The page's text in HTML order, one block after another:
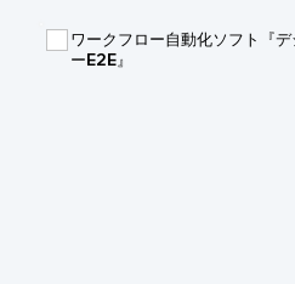
○登録支援機関の支援内容の詳細
○よくある質問
ワークフロー自動化ソフト『
ーE2E』